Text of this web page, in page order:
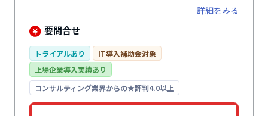
r.co.jp/micit/2026/）における「累計導入社数」第1
位）。特に、自動化に特化しており、ICカード内のデー
訳機能、既存の会計ソフトに応じたフォーマットでの自
動出力、銀行振込用のFBデータの自動生成など、機能
が充実しています。また、領収書を写真で撮影すること
で、自動的にデータ化・保存できるようになっていま
す。機能の対象も、交通費だけでなく交際費や旅費、出
詳細をみる
要問合せ
トライアルあり
IT導入補助金対象
上場企業導入実績あり
コンサルティング業界からの★評判4.0以上